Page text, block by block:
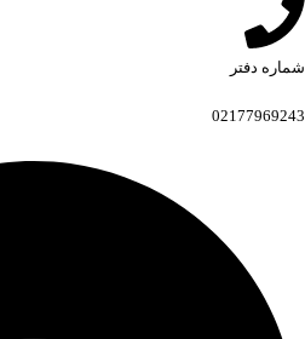
شماره دفتر
02177969243